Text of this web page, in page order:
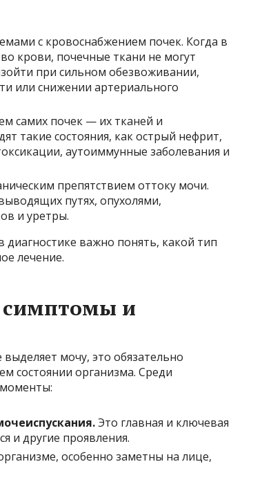
с кровоснабжением почек. Когда в
крови, почечные ткани не могут
при сильном обезвоживании,
или снижении артериального
самих почек — их тканей и
такие состояния, как острый нефрит,
аутоиммунные заболевания и
препятствием оттоку мочи.
путях, опухолями,
и уретры.
диагностике важно понять, какой тип
лечение.
симптомы и
мочу, это обязательно
состоянии организма. Среди
Это главная и ключевая
и другие проявления.
особенно заметны на лице,